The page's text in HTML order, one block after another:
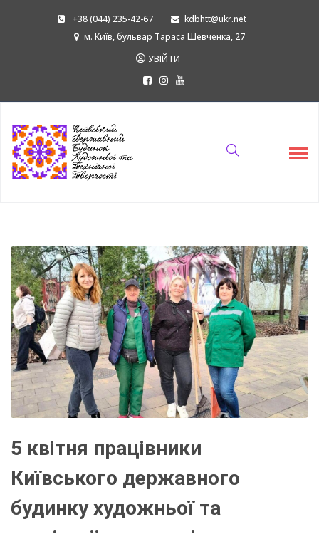
+38 (044) 235-42-67
kdbhtt@ukr.net
м. Київ, бульвар Тараса Шевченка, 27
УВІЙТИ
5 квітня працівники
Київського державного
будинку художньої та